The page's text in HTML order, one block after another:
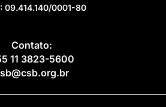
09.414.140/0001-80
Contato:
11 3823-5600